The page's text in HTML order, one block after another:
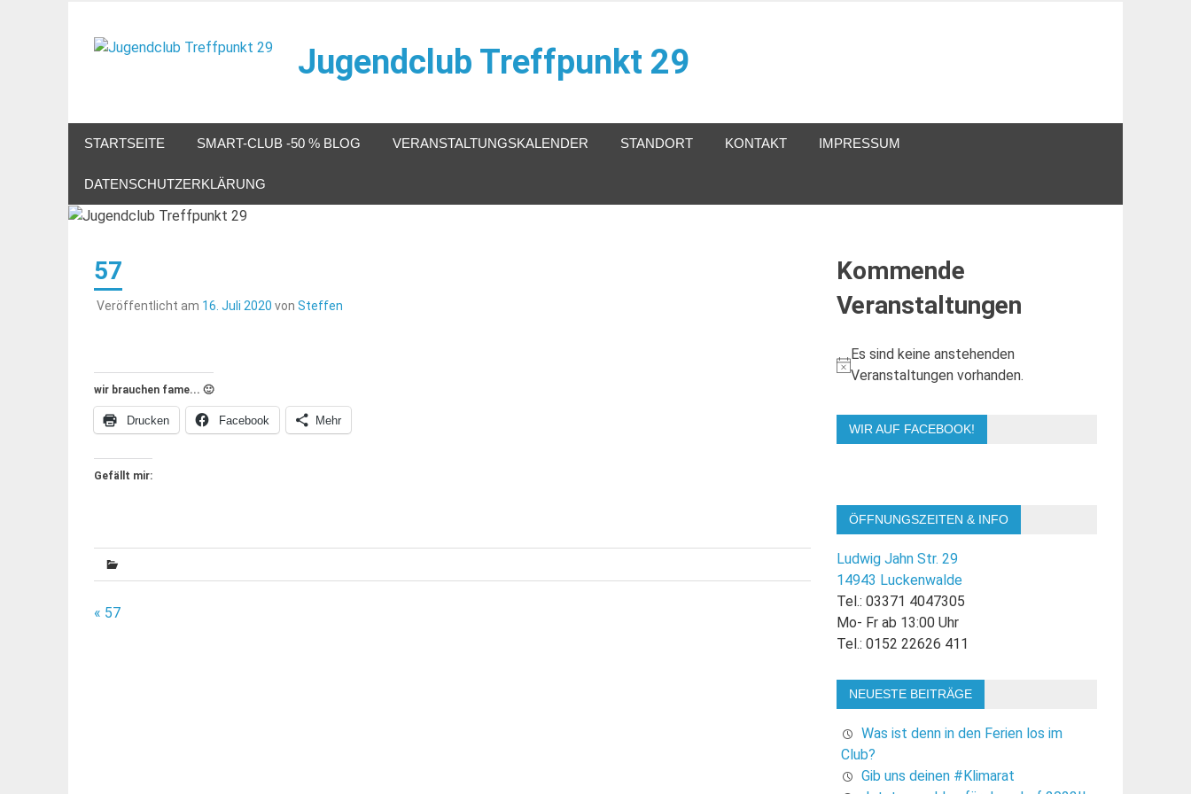
springen
Jugendclub Treffpunkt 29
STARTSEITE SMART-CLUB -50 % BLOG VERANSTALTUNGSKALENDER STANDORT KONTAKT IMPRESSUM
DATENSCHUTZERKLÄRUNG
57
Veröffentlicht am 16. Juli 2020 von Steffen
wir brauchen fame... 🙂
Drucken Facebook Mehr
Gefällt mir:
Beitragsnavigation
« 57
Kommende
Veranstaltungen
Hinweis
Es sind keine anstehenden
Veranstaltungen vorhanden.
WIR AUF FACEBOOK!
ÖFFNUNGSZEITEN & INFO
Ludwig Jahn Str. 29
14943 Luckenwalde
Tel.: 03371 4047305
Mo- Fr ab 13:00 Uhr
Tel.: 0152 22626 411
NEUESTE BEITRÄGE
Was ist denn in den Ferien los im
Club?
Gib uns deinen #Klimarat